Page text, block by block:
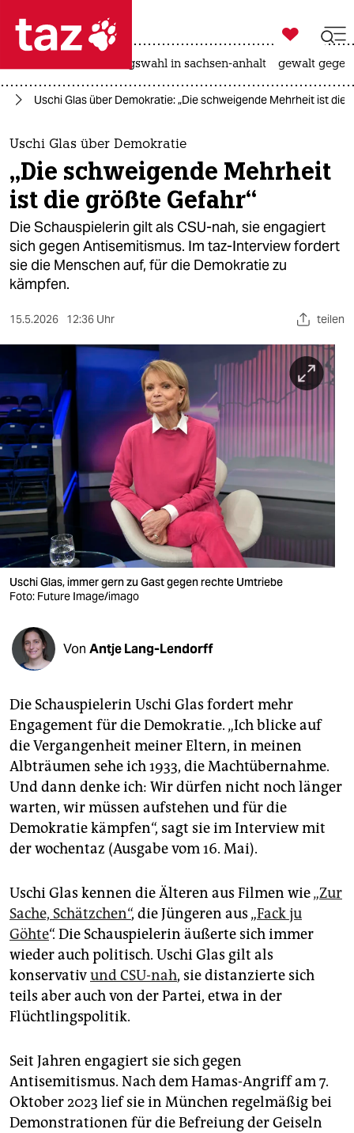
 taz zahl ich
taz zahl ich
themen
politik
öko
gesellschaft
kultur
sport
nord
wahrheit
verlag
verlag
veranstaltungen
shop
fragen & hilfe
abo
epaper login

taz zahl ich
landtagswahl in sachsen-anhalt gewalt
Uschi Glas über Demokratie: „Die schweigende Mehrheit ist die
Uschi Glas über Demokratie
„Die schweigende Mehrheit
ist die größte Gefahr“
Die Schauspielerin gilt als CSU-nah, sie engagiert
sich gegen Antisemitismus. Im taz-Interview fordert
sie die Menschen auf, für die Demokratie zu
kämpfen.
15.5.2026 12:36 Uhr teilen
Uschi Glas, immer gern zu Gast gegen rechte Umtriebe
Foto: Future Image/imago
Von Antje Lang-Lendorff
Die Schauspielerin Uschi Glas fordert mehr
Engagement für die Demokratie. „Ich blicke auf
die Vergangenheit meiner Eltern, in meinen
Albträumen sehe ich 1933, die Machtübernahme.
Und dann denke ich: Wir dürfen nicht noch länger
warten, wir müssen aufstehen und für die
Demokratie kämpfen“, sagt sie im Interview mit
der wochentaz (Ausgabe vom 16. Mai).
Uschi Glas kennen die Älteren aus Filmen wie„Zur
Sache, Schätzchen“, die Jüngeren aus „Fack ju
Göhte“. Die Schauspielerin äußerte sich immer
wieder auch politisch. Uschi Glas gilt als
konservativund CSU-nah, sie distanzierte sich
teils aber auch von der Partei, etwa in der
Flüchtlingspolitik.
Seit Jahren engagiert sie sich gegen
Antisemitismus. Nach dem Hamas-Angriff am 7.
Oktober 2023 lief sie in München regelmäßig bei
Demonstrationen für die Befreiung der Geiseln